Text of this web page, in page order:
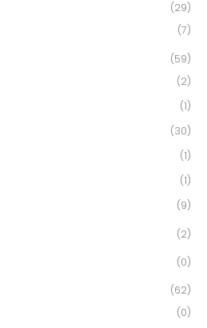
(29)
(7)
(59)
(2)
(1)
(30)
(1)
(1)
(9)
(2)
(0)
(62)
(0)